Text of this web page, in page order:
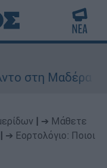
αλλά τελικά
➔ Μάθετε
➔ Εορτολόγιο: Ποιοι